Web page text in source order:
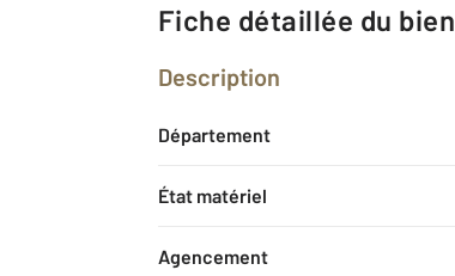
Fiche détaillée du bien
Description
Département
État matériel
Agencement